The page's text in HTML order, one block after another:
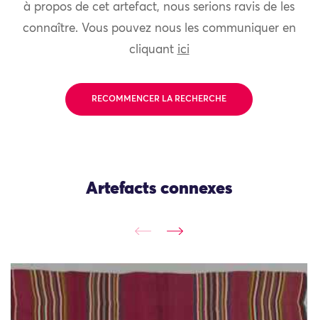
à propos de cet artefact, nous serions ravis de les
connaître. Vous pouvez nous les communiquer en
cliquant ici
RECOMMENCER LA RECHERCHE
Artefacts connexes